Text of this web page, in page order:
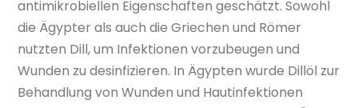
antimikrobiellen Eigenschaften geschätzt. Sowohl
die Ägypter als auch die Griechen und Römer
nutzten Dill, um Infektionen vorzubeugen und
Wunden zu desinfizieren. In Ägypten wurde Dillöl zur
Behandlung von Wunden und Hautinfektionen